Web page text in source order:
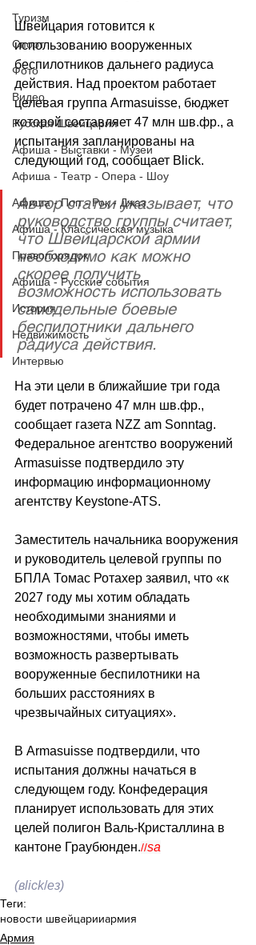
Туризм
Спорт
Фото
Видео
Русская Швейцария
Афиша - Выставки - Музеи
Афиша - Театр - Опера - Шоу
Афиша - Поп - Рок - Джаз
Афиша - Классическая музыка
Правопорядок
Афиша - Русские события
История
Недвижимость
Интервью
Швейцария готовится к
использованию вооруженных
беспилотников дальнего радиуса
действия. Над проектом работает
целевая группа Armasuisse, бюджет
которой составляет 47 млн шв.фр., а
испытания запланированы на
следующий год, сообщает Blick.
Автор статьи указывает, что
руководство группы считает,
что Швейцарской армии
необходимо как можно
скорее получить
возможность использовать
самодельные боевые
беспилотники дальнего
радиуса действия.
На эти цели в ближайшие три года
будет потрачено 47 млн шв.фр.,
сообщает газета NZZ am Sonntag.
Федеральное агентство вооружений
Armasuisse подтвердило эту
информацию информационному
агентству Keystone-ATS.
Заместитель начальника вооружения
и руководитель целевой группы по
БПЛА Томас Ротахер заявил, что «к
2027 году мы хотим обладать
необходимыми знаниями и
возможностями, чтобы иметь
возможность развертывать
вооруженные беспилотники на
больших расстояниях в
чрезвычайных ситуациях».
В Armasuisse подтвердили, что
испытания должны начаться в
следующем году. Конфедерация
планирует использовать для этих
целей полигон Валь-Кристаллина в
кантоне Граубюнден.//sa
(вlick/ез)
Теги:
новости швейцарииармия
Армия